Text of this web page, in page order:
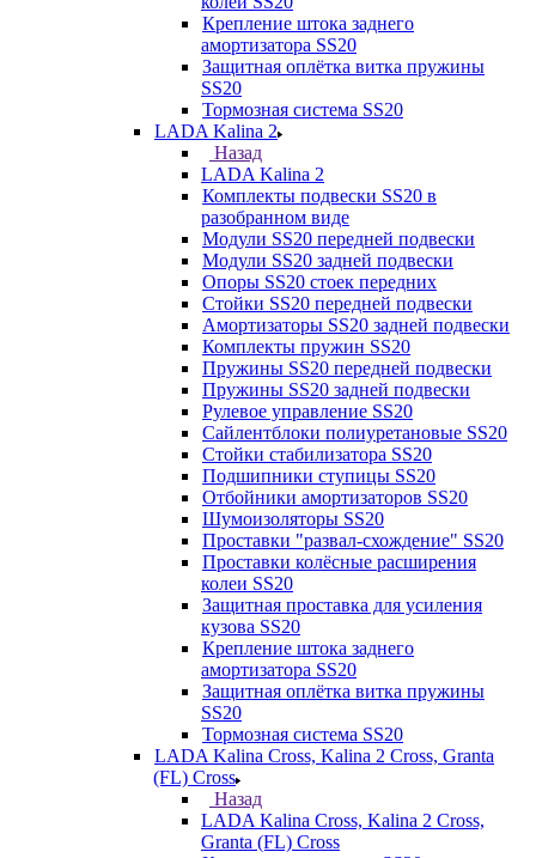
Крепление штока заднего
амортизатора SS20
Защитная оплётка витка пружины
SS20
Тормозная система SS20
LADA Kalina 2
Назад
LADA Kalina 2
Комплекты подвески SS20 в
разобранном виде
Модули SS20 передней подвески
Модули SS20 задней подвески
Опоры SS20 стоек передних
Стойки SS20 передней подвески
Амортизаторы SS20 задней подвески
Комплекты пружин SS20
Пружины SS20 передней подвески
Пружины SS20 задней подвески
Рулевое управление SS20
Сайлентблоки полиуретановые SS20
Стойки стабилизатора SS20
Подшипники ступицы SS20
Отбойники амортизаторов SS20
Шумоизоляторы SS20
Проставки "развал-схождение" SS20
Проставки колёсные расширения
колеи SS20
Защитная проставка для усиления
кузова SS20
Крепление штока заднего
амортизатора SS20
Защитная оплётка витка пружины
SS20
Тормозная система SS20
LADA Kalina Cross, Kalina 2 Cross, Granta
(FL) Cross
Назад
LADA Kalina Cross, Kalina 2 Cross,
Granta (FL) Cross